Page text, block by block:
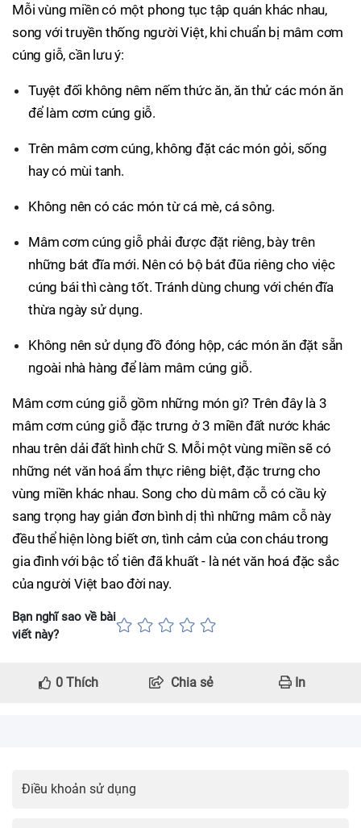
Mỗi vùng miền có một phong tục tập quán khác nhau,
song với truyền thống người Việt, khi chuẩn bị mâm cơm
cúng giỗ, cần lưu ý:
Tuyệt đối không nêm nếm thức ăn, ăn thử các món ăn
để làm cơm cúng giỗ.
Trên mâm cơm cúng, không đặt các món gỏi, sống
hay có mùi tanh.
Không nên có các món từ cá mè, cá sông.
Mâm cơm cúng giỗ phải được đặt riêng, bày trên
những bát đĩa mới. Nên có bộ bát đũa riêng cho việc
cúng bái thì càng tốt. Tránh dùng chung với chén đĩa
thừa ngày sử dụng.
Không nên sử dụng đồ đóng hộp, các món ăn đặt sẵn
ngoài nhà hàng để làm mâm cúng giỗ.
Mâm cơm cúng giỗ gồm những món gì? Trên đây là 3
mâm cơm cúng giỗ đặc trưng ở 3 miền đất nước khác
nhau trên dải đất hình chữ S. Mỗi một vùng miền sẽ có
những nét văn hoá ẩm thực riêng biệt, đặc trưng cho
vùng miền khác nhau. Song cho dù mâm cỗ có cầu kỳ
sang trọng hay giản đơn bình dị thì những mâm cỗ này
đều thể hiện lòng biết ơn, tình cảm của con cháu trong
gia đình với bậc tổ tiên đã khuất - là nét văn hoá đặc sắc
của người Việt bao đời nay.
Bạn nghĩ sao về bài
viết này?
0 Thích Chia sẻ In
Điều khoản sử dụng